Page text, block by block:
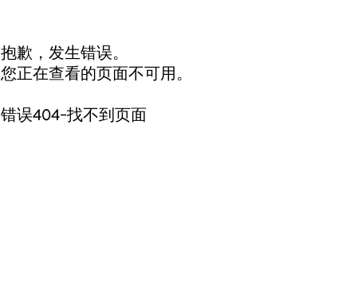
抱歉，发生错误。
您正在查看的页面不可用。
错误404-找不到页面